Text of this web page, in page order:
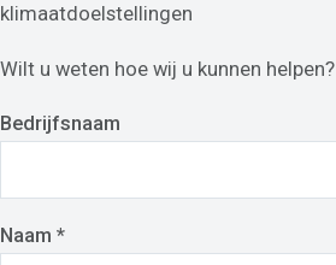
klimaatdoelstellingen
Wilt u weten hoe wij u kunnen helpen?
Bedrijfsnaam
Naam *